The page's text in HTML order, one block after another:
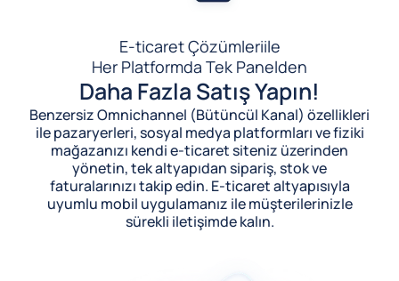
E-ticaret Çözümleriile
Her Platformda Tek Panelden
Daha Fazla Satış Yapın!
Benzersiz Omnichannel (Bütüncül Kanal) özellikleri
ile pazaryerleri, sosyal medya platformları ve fiziki
mağazanızı kendi e-ticaret siteniz üzerinden
yönetin, tek altyapıdan sipariş, stok ve
faturalarınızı takip edin. E-ticaret altyapısıyla
uyumlu mobil uygulamanız ile müşterilerinizle
sürekli iletişimde kalın.